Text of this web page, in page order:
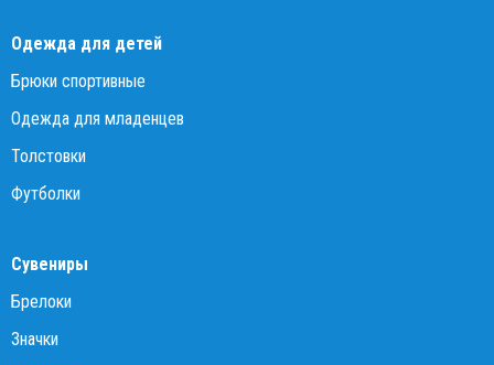
Одежда для детей
Брюки спортивные
Одежда для младенцев
Толстовки
Футболки
Сувениры
Брелоки
Значки